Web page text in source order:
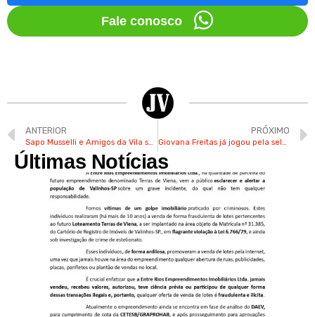
Fale conosco
ANTERIOR PRÓXIMO
Últimas Notícias